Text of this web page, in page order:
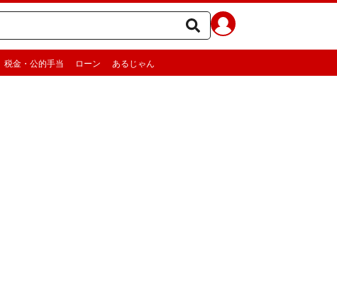
税金・公的手当 ローン あるじゃん